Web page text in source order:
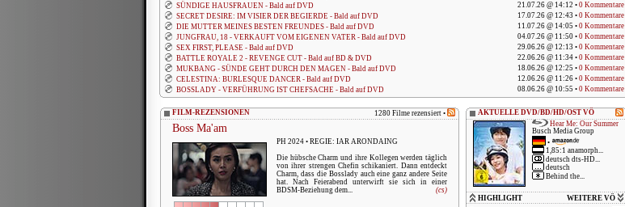
21.07.26 @ 14:12 • 0 Kommentare
SÜNDIGE HAUSFRAUEN - Bald auf DVD
17.07.26 @ 12:43 • 0 Kommentare
SECRET DESIRE: IM VISIER DER BEGIERDE - Bald auf DVD
11.07.26 @ 14:05 • 0 Kommentare
DIE MUTTER MEINES BESTEN FREUNDES - Bald auf DVD
04.07.26 @ 11:50 • 0 Kommentare
JUNGFRAU, 18 - VERKAUFT VOM EIGENEN VATER - Bald auf DVD
29.06.26 @ 12:13 • 0 Kommentare
SEX FIRST, PLEASE - Bald auf DVD
22.06.26 @ 11:34 • 0 Kommentare
BATTLE ROYALE 2 - REVENGE CUT - Bald auf BD & DVD
18.06.26 @ 12:25 • 0 Kommentare
MUKBANG - SÜNDE GEHT DURCH DEN MAGEN - Bald auf DVD
12.06.26 @ 11:26 • 0 Kommentare
CELESTINA: BURLESQUE DANCER - Bald auf DVD
08.06.26 @ 10:55 • 0 Kommentare
BOSSLADY - VERFÜHRUNG IST CHEFSACHE - Bald auf DVD
1280 Filme rezensiert •
FILM-REZENSIONEN
Boss Ma'am
PH 2024 • REGIE: IAR ARONDAING
Die hübsche Charm und ihre Kollegen werden täglich
von ihrer strengen Chefin schikaniert. Dann entdeckt
Charm, dass die Bosslady auch eine ganz andere Seite
hat. Nach Feierabend unterwirft sie sich in einer
BDSM-Beziehung dem...
(cs)
AKTUELLE DVD/BD/HD/OST VÖ
Hear Me: Our Summer
Busch Media Group
•
1,85:1 anamorph...
deutsch dts-HD...
deutsch
Behind the...
WEITERE VÖ
HIGHLIGHT